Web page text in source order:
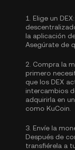
1. Elige un DEX:
la aplicación
Asegúrate de
2. Compra la
primero
que los DEX
intercambios
adquirirla en
como KuCoin.
3. Envíe la
Después de
transfiérela a